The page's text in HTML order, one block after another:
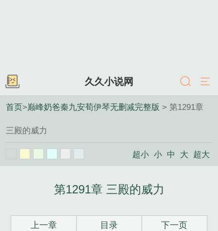
久久小说网
首页>巅峰奶爸秦九安荀伊琴无删减完整版 > 第1291章
三殿的威力
超小 小 中 大 超大
第1291章 三殿的威力
上一章 目录 下一页